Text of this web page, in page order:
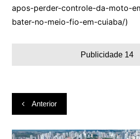
apos-perder-controle-da-moto-
bater-no-meio-fio-em-cuiaba/)
Publicidade 14
Navegação
de
Post
Anterior